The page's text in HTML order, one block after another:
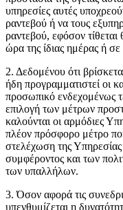
υπηρεσίες αυτές
ραντεβού ή να τους
ραντεβού, εφόσον
ώρα της ίδιας ημέρας ή
2. Δεδομένου ότι
ήδη προγραμματιστεί οι
προσωπικό ενδεχομένως
επιλογή των μέτρων
καλούνται οι αρμόδιες
πλέον πρόσφορο μέτρο
στελέχωση της
συμφέροντος και των
των υπαλλήλων.
3. Όσον αφορά τις
υπενθυμίζεται η